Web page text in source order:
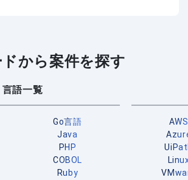
から案件を探す
言語一覧
Go言語
Java
PHP
COBOL
Ruby
AWS